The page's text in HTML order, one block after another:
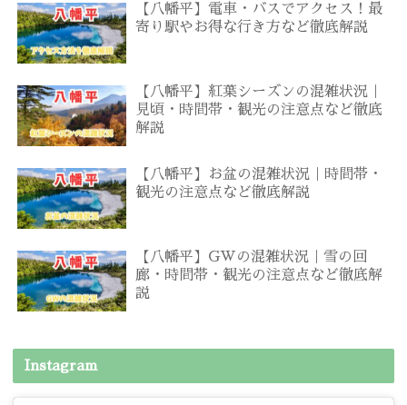
【八幡平】電車・バスでアクセス！最
寄り駅やお得な行き方など徹底解説
【八幡平】紅葉シーズンの混雑状況｜
見頃・時間帯・観光の注意点など徹底
解説
【八幡平】お盆の混雑状況｜時間帯・
観光の注意点など徹底解説
【八幡平】GWの混雑状況｜雪の回
廊・時間帯・観光の注意点など徹底解
説
Instagram